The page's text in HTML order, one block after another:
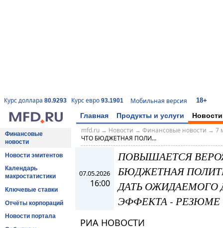
Курс доллара 80.9293 Курс евро 93.1901 Мобильная версия 18+
Главная Продукты и услуги Новости
Финансовые
новости
Новости эмитентов
Календарь
макростатистики
Ключевые ставки
Отчёты корпораций
Новости портала
mfd.ru→ Новости → Финансовые новости → 7
ЧТО БЮДЖЕТНАЯ ПОЛИ...
07.05.2026
16:00
ПОВЫШАЕТСЯ
БЮДЖЕТНАЯ
ДАТЬ
ЭФФЕКТА -
РИА НОВОСТИ